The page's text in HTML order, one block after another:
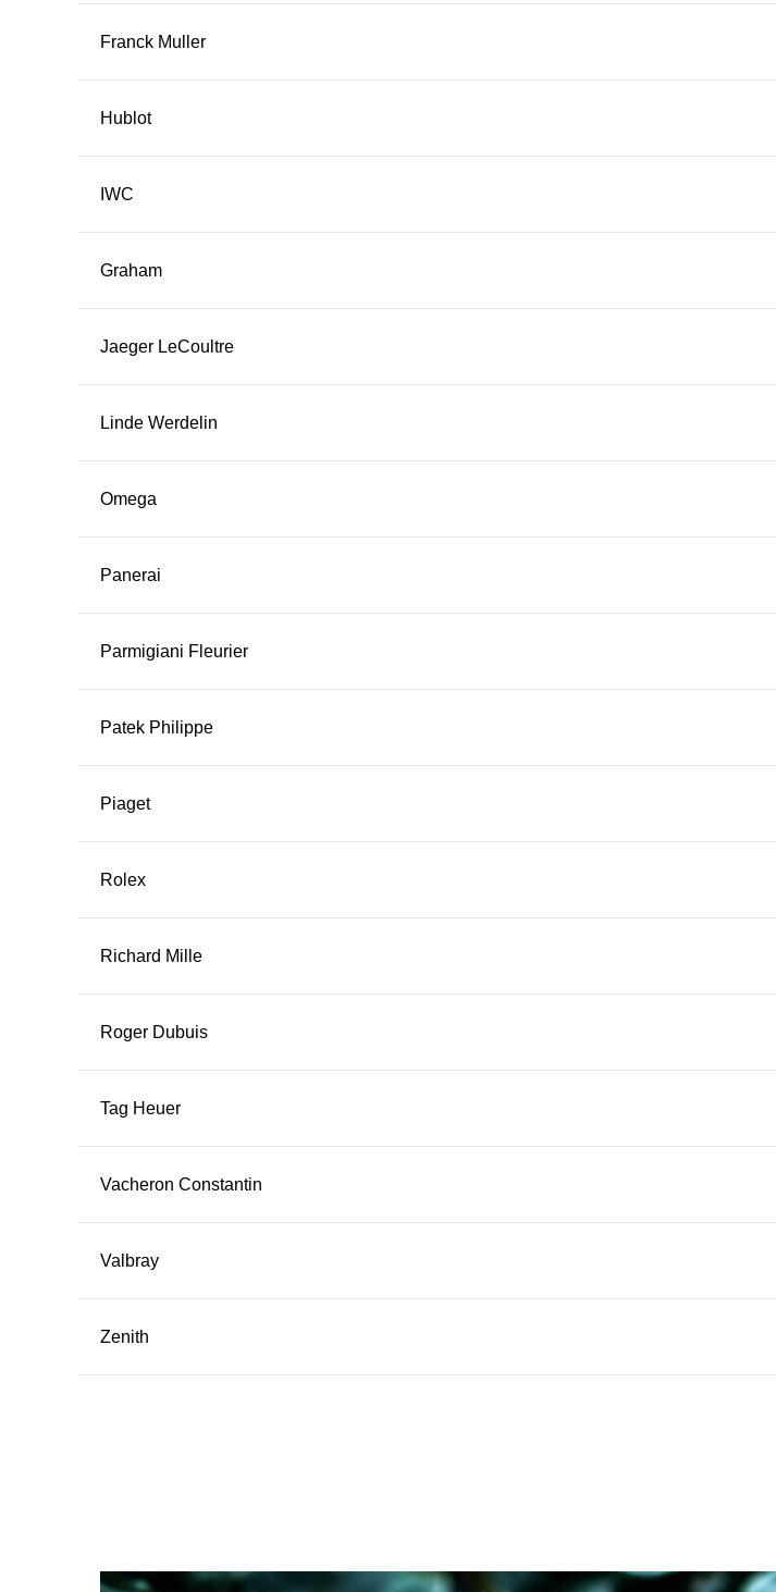
Franck Muller
Hublot
IWC
Graham
Jaeger LeCoultre
Linde Werdelin
Omega
Panerai
Parmigiani Fleurier
Patek Philippe
Piaget
Rolex
Richard Mille
Roger Dubuis
Tag Heuer
Vacheron Constantin
Valbray
Zenith